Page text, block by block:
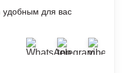
для вас